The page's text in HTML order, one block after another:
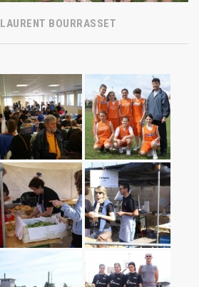
LAURENT BOURRASSET